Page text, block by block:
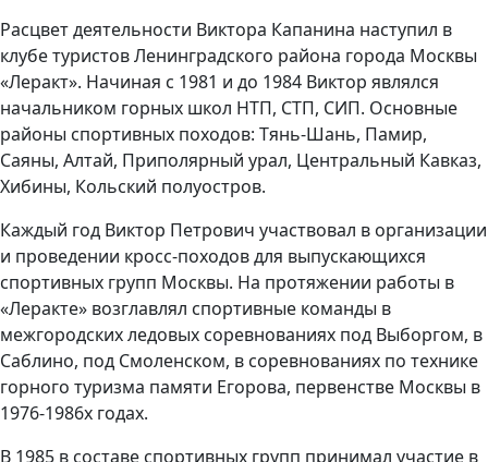
Расцвет деятельности Виктора Капанина наступил в
клубе туристов Ленинградского района города Москвы
«Леракт». Начиная с 1981 и до 1984 Виктор являлся
начальником горных школ НТП, СТП, СИП. Основные
районы спортивных походов: Тянь-Шань, Памир,
Саяны, Алтай, Приполярный урал, Центральный Кавказ,
Хибины, Кольский полуостров.
Каждый год Виктор Петрович участвовал в организации
и проведении кросс-походов для выпускающихся
спортивных групп Москвы. На протяжении работы в
«Леракте» возглавлял спортивные команды в
межгородских ледовых соревнованиях под Выборгом, в
Саблино, под Смоленском, в соревнованиях по технике
горного туризма памяти Егорова, первенстве Москвы в
1976-1986х годах.
В 1985 в составе спортивных групп принимал участие в